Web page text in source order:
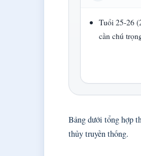
Tuổi 25-26
cần chú
Bảng dưới tổng hợp
thủy truyền thống.